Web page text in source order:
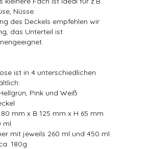
Nüsse.
des Deckels empfehlen wir
das Unterteil ist
ist in 4 unterschiedlichen
Pink und Weiß
mm x B 125 mm x H 65 mm
ml
mit jeweils 260 ml und 450 ml
180g